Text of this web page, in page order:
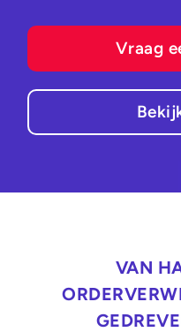
Vraag
VAN